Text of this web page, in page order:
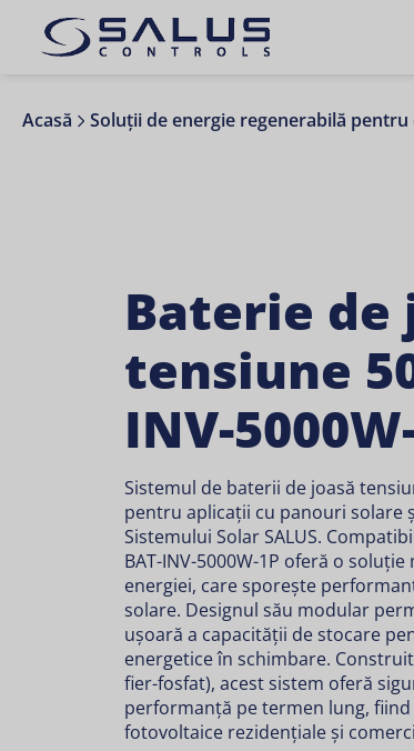
Acasă Soluții de energie regenerabilă pentru
Baterie de
tensiune
INV-
Sistemul de baterii de joasă
pentru aplicații cu panouri solare
Sistemului Solar SALUS.
BAT-INV-5000W-1P oferă o
energiei, care sporește
solare. Designul său modular
ușoară a capacității de stocare
energetice în schimbare.
fier-fosfat), acest sistem oferă
performanță pe termen lung,
fotovoltaice rezidențiale și